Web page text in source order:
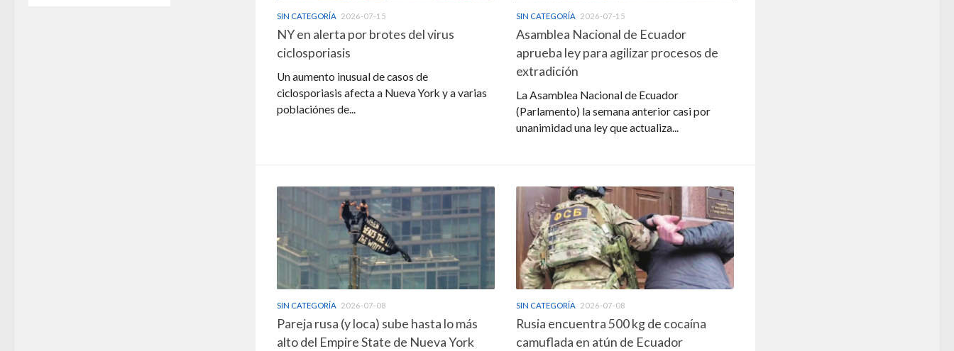
SIN CATEGORÍA 2026-07-15
NY en alerta por brotes del virus
ciclosporiasis
Un aumento inusual de casos de
ciclosporiasis afecta a Nueva York y a varias
poblaciónes de...
SIN CATEGORÍA 2026-07-15
Asamblea Nacional de Ecuador
aprueba ley para agilizar procesos de
extradición
La Asamblea Nacional de Ecuador
(Parlamento) la semana anterior casi por
unanimidad una ley que actualiza...
SIN CATEGORÍA 2026-07-08
Pareja rusa (y loca) sube hasta lo más
alto del Empire State de Nueva York
SIN CATEGORÍA 2026-07-08
Rusia encuentra 500 kg de cocaína
camuflada en atún de Ecuador